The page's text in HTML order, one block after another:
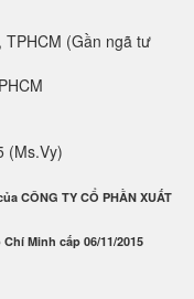
TPHCM (Gần ngã tư
(Ms.Vy)
CÔNG TY CỔ PHẦN XUẤT
Minh cấp 06/11/2015